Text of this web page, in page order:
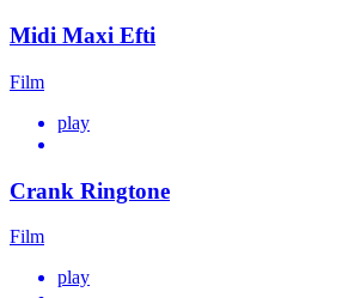
Midi Maxi Efti
Film
play
Crank Ringtone
Film
play